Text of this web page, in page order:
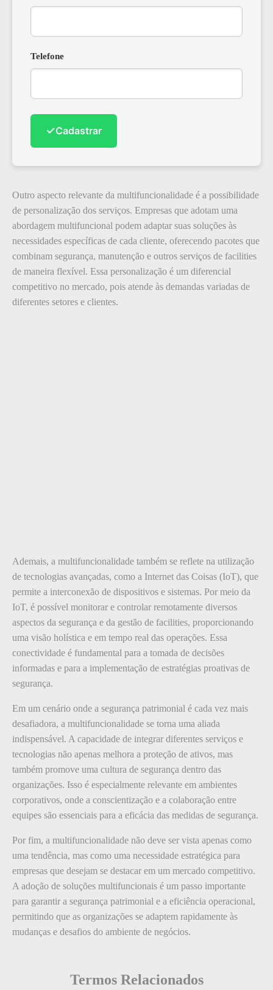
Telefone
✓Cadastrar
Outro aspecto relevante da multifuncionalidade é a possibilidade
de personalização dos serviços. Empresas que adotam uma
abordagem multifuncional podem adaptar suas soluções às
necessidades específicas de cada cliente, oferecendo pacotes que
combinam segurança, manutenção e outros serviços de facilities
de maneira flexível. Essa personalização é um diferencial
competitivo no mercado, pois atende às demandas variadas de
diferentes setores e clientes.
Ademais, a multifuncionalidade também se reflete na utilização
de tecnologias avançadas, como a Internet das Coisas (IoT), que
permite a interconexão de dispositivos e sistemas. Por meio da
IoT, é possível monitorar e controlar remotamente diversos
aspectos da segurança e da gestão de facilities, proporcionando
uma visão holística e em tempo real das operações. Essa
conectividade é fundamental para a tomada de decisões
informadas e para a implementação de estratégias proativas de
segurança.
Em um cenário onde a segurança patrimonial é cada vez mais
desafiadora, a multifuncionalidade se torna uma aliada
indispensável. A capacidade de integrar diferentes serviços e
tecnologias não apenas melhora a proteção de ativos, mas
também promove uma cultura de segurança dentro das
organizações. Isso é especialmente relevante em ambientes
corporativos, onde a conscientização e a colaboração entre
equipes são essenciais para a eficácia das medidas de segurança.
Por fim, a multifuncionalidade não deve ser vista apenas como
uma tendência, mas como uma necessidade estratégica para
empresas que desejam se destacar em um mercado competitivo.
A adoção de soluções multifuncionais é um passo importante
para garantir a segurança patrimonial e a eficiência operacional,
permitindo que as organizações se adaptem rapidamente às
mudanças e desafios do ambiente de negócios.
Termos Relacionados